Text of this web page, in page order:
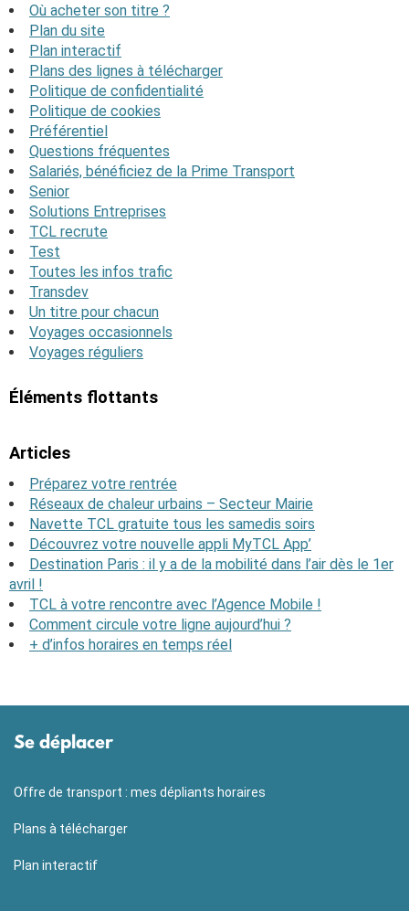
Où acheter son titre ?
Plan du site
Plan interactif
Plans des lignes à télécharger
Politique de confidentialité
Politique de cookies
Préférentiel
Questions fréquentes
Salariés, bénéficiez de la Prime Transport
Senior
Solutions Entreprises
TCL recrute
Test
Toutes les infos trafic
Transdev
Un titre pour chacun
Voyages occasionnels
Voyages réguliers
Éléments flottants
Articles
Préparez votre rentrée
Réseaux de chaleur urbains – Secteur Mairie
Navette TCL gratuite tous les samedis soirs
Découvrez votre nouvelle appli MyTCL App’
Destination Paris : il y a de la mobilité dans l’air dès le 1er
avril !
TCL à votre rencontre avec l’Agence Mobile !
Comment circule votre ligne aujourd’hui ?
+ d’infos horaires en temps réel
Se déplacer
Offre de transport : mes dépliants horaires
Plans à télécharger
Plan interactif